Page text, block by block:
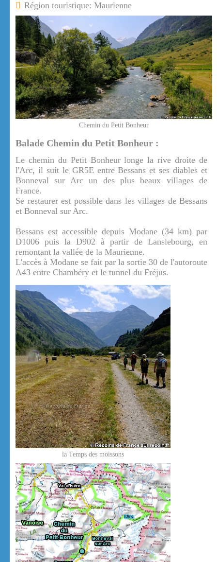
Région touristique: Maurienne
Chemin du Petit Bonheur
Balade Chemin du Petit Bonheur :
Le chemin du Petit Bonheur longe la rive droite de
l'Arc, il suit le GR5E entre Bessans et ses diables et
Bonneval sur Arc un des plus beaux villages de
France.
Se restaurer est possible dans les villages de Bessans
et Bonneval sur Arc.
Bessans est accessible depuis Modane (34 km) par
D1006 puis la D902 à partir de Lanslebourg, en
remontant la vallée de la Maurienne.
L'accès à Modane se fait par la sortie 30 de l'autoroute
A43 entre Chambéry et le tunnel du Fréjus.
la Temps des moissons